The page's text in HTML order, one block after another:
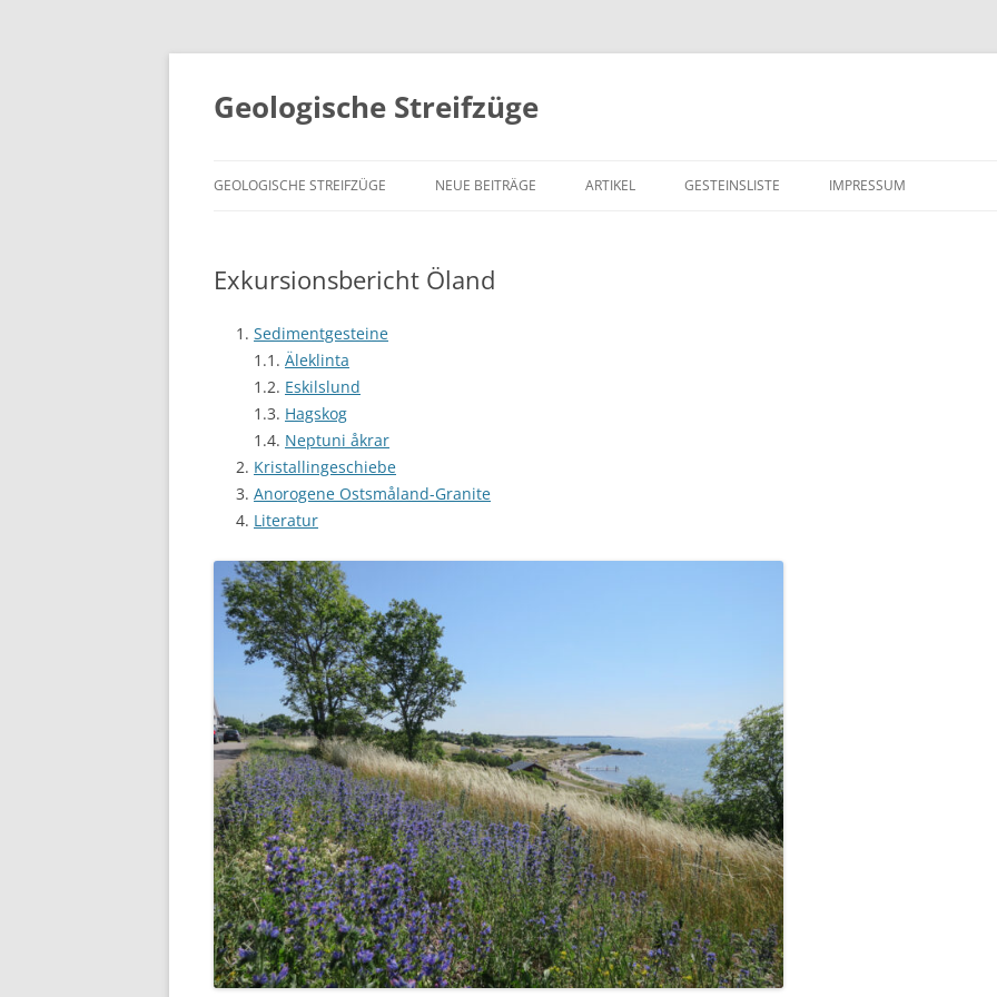
Geologische Streifzüge
Inhalt
GEOLOGISCHE STREIFZÜGE NEUE BEITRÄGE ARTIKEL GESTEINSLISTE IMPRESSUM
Exkursionsbericht Öland
Sedimentgesteine
1.1. Äleklinta
1.2. Eskilslund
1.3. Hagskog
1.4. Neptuni åkrar
Kristallingeschiebe
Anorogene Ostsmåland-Granite
Literatur